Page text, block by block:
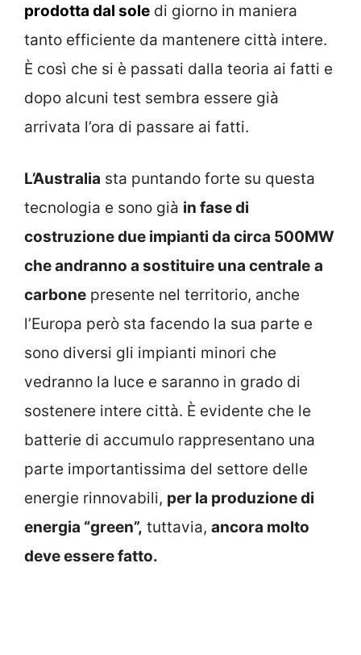
prodotta dal sole di giorno in maniera
tanto efficiente da mantenere città intere.
È così che si è passati dalla teoria ai fatti e
dopo alcuni test sembra essere già
arrivata l’ora di passare ai fatti.
L’Australia sta puntando forte su questa
tecnologia e sono già in fase di
costruzione due impianti da circa 500MW
che andranno a sostituire una centrale a
carbone presente nel territorio, anche
l’Europa però sta facendo la sua parte e
sono diversi gli impianti minori che
vedranno la luce e saranno in grado di
sostenere intere città. È evidente che le
batterie di accumulo rappresentano una
parte importantissima del settore delle
energie rinnovabili, per la produzione di
energia “green”, tuttavia, ancora molto
deve essere fatto.